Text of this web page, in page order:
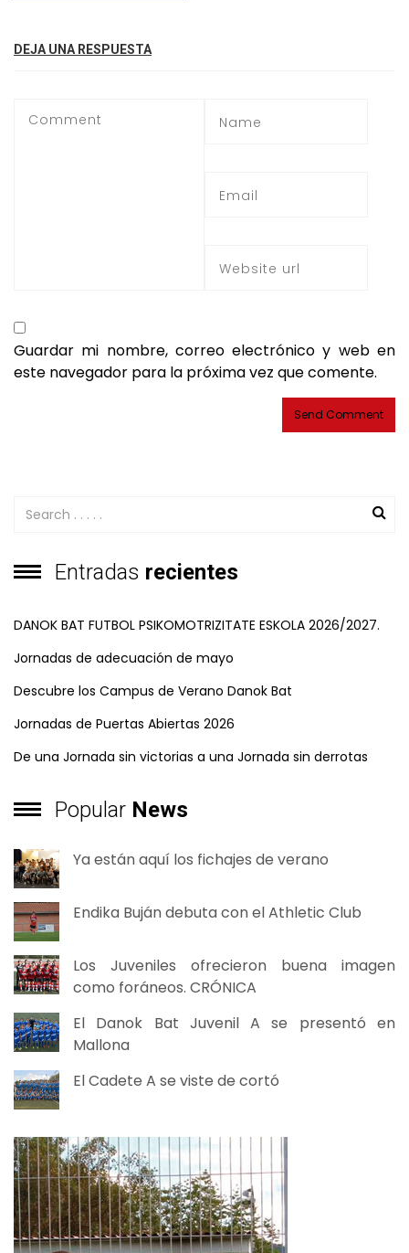
DEJA UNA RESPUESTA
Guardar mi nombre, correo electrónico y web en
este navegador para la próxima vez que comente.
Entradas recientes
DANOK BAT FUTBOL PSIKOMOTRIZITATE ESKOLA 2026/2027.
Jornadas de adecuación de mayo
Descubre los Campus de Verano Danok Bat
Jornadas de Puertas Abiertas 2026
De una Jornada sin victorias a una Jornada sin derrotas
Popular News
Ya están aquí los fichajes de verano
Endika Buján debuta con el Athletic Club
Los Juveniles ofrecieron buena imagen
como foráneos. CRÓNICA
El Danok Bat Juvenil A se presentó en
Mallona
El Cadete A se viste de cortó